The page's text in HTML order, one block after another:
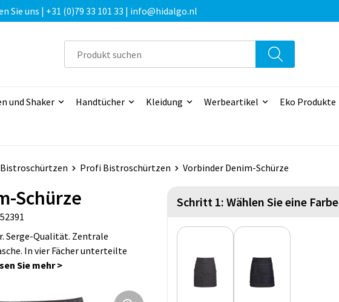
Sie uns | +31 (0)79 33 101 33 | info@hidalgo.nl
und Shaker Handtücher Kleidung Werbeartikel Eko Produkte
Profi Bistroschürtzen Vorbinder Denim-Schürze
Schürze
Serge-Qualität. Zentrale
In vier Fächer unterteilte
Schritt 1: Wählen Sie eine Farbe